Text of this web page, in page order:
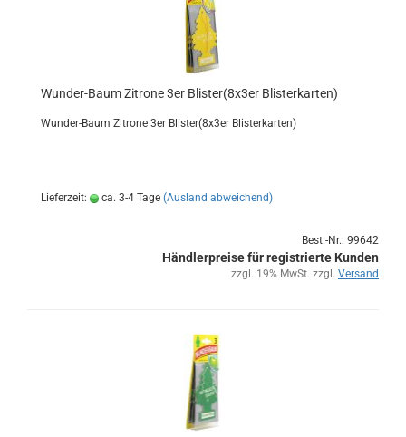
Wunder-​​Baum Zi­tro­ne 3er Blis­ter(8x3er Blis­ter­kar­ten)
Wunder-​Baum Zi­tro­ne 3er Blis­ter(8x3er Blis­ter­kar­ten)
Lieferzeit: ca. 3-4 Tage (Ausland abweichend)
Best.-Nr.: 99642
Händlerpreise für registrierte Kunden
zzgl. 19% MwSt. zzgl. Versand